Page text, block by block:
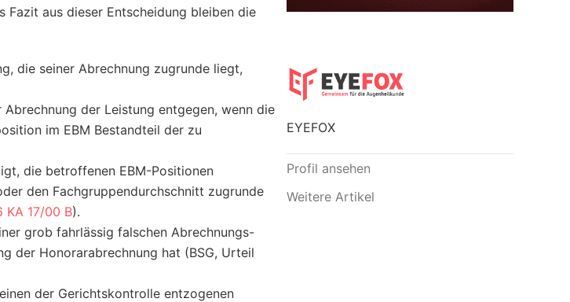
aus dieser Entscheidung bleiben die
die seiner Abrechnung zugrunde liegt,
der Leistung entgegen, wenn die
im EBM Bestandteil der zu
die betroffenen EBM-Positionen
den Fachgruppendurchschnitt zugrunde
KA 17/00 B).
grob fahrlässig falschen Abrechnungs-
der Honorarabrechnung hat (BSG, Urteil
der Gerichtskontrolle entzogenen
EYEFOX
Profil ansehen
Weitere Artikel